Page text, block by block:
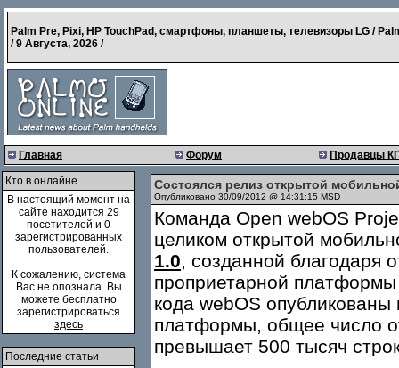
Palm Pre, Pixi, HP TouchPad, смартфоны, планшеты, телевизоры LG /
/9 Августа, 2026 /
Главная Форум Продавцы
Кто в онлайне
В настоящий момент на
сайте находится 29
посетителей и 0
зарегистрированных
пользователей.
К сожалению, система
Вас не опознала. Вы
можете бесплатно
зарегистрироваться
здесь
Последние статьи
Состоялся релиз открытой
Опубликовано 30/09/2012 @ 14:31:15 MSD
Команда Open webOS
целиком открытой
1.0, созданной благодаря
проприетарной
кода webOS
платформы, общее число
превышает 500 тысяч